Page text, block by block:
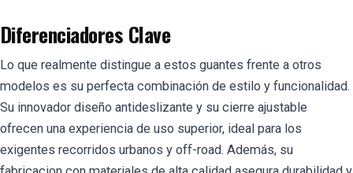
Diferenciadores Clave
Lo que realmente distingue a estos guantes frente a otros
modelos es su perfecta combinación de estilo y funcionalidad.
Su innovador diseño antideslizante y su cierre ajustable
ofrecen una experiencia de uso superior, ideal para los
exigentes recorridos urbanos y off-road. Además, su